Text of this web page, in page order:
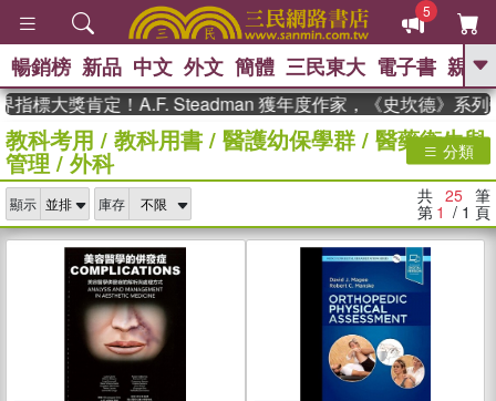
5
GO
熱搜： 東野圭吾 、 The Odyssey 、
、 如果歷史是一群喵 、 暑期
推薦 、 國際布克獎 臺灣漫遊錄 、 方
、 數學女
孩：黎曼猜想 、 偉大的迷走神經
暢銷榜 新品 中文 外文 簡體 三民東大 電子書 親子
大獎肯定！A.F. Steadman 獲年度作家，《史坎德》系列帶你
教科考用 / 教科用書/ 醫護幼保學群/ 醫藥衛生與
管理 /外科 分類
顯示 庫存 共 25 筆
第 1 / 1 頁